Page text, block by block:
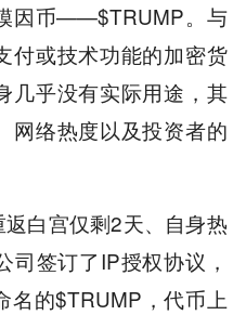
因币——$TRUMP。与
付或技术功能的加密货
几乎没有实际用途，其
网络热度以及投资者的
白宫仅剩2天、自身热
司签订了IP授权协议，
名的$TRUMP，代币上